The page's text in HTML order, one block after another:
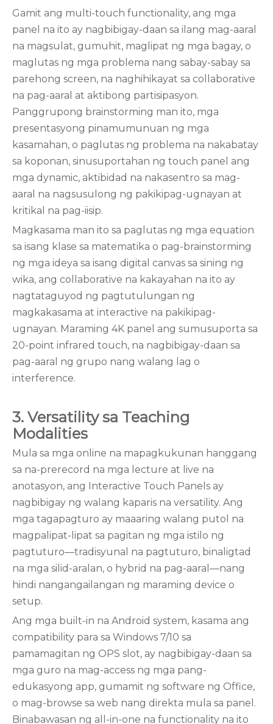
Gamit ang multi-touch functionality, ang mga
panel na ito ay nagbibigay-daan sa ilang mag-aaral
na magsulat, gumuhit, maglipat ng mga bagay, o
maglutas ng mga problema nang sabay-sabay sa
parehong screen, na naghihikayat sa collaborative
na pag-aaral at aktibong partisipasyon.
Panggrupong brainstorming man ito, mga
presentasyong pinamumunuan ng mga
kasamahan, o paglutas ng problema na nakabatay
sa koponan, sinusuportahan ng touch panel ang
mga dynamic, aktibidad na nakasentro sa mag-
aaral na nagsusulong ng pakikipag-ugnayan at
kritikal na pag-iisip.
Magkasama man ito sa paglutas ng mga equation
sa isang klase sa matematika o pag-brainstorming
ng mga ideya sa isang digital canvas sa sining ng
wika, ang collaborative na kakayahan na ito ay
nagtataguyod ng pagtutulungan ng
magkakasama at interactive na pakikipag-
ugnayan. Maraming 4K panel ang sumusuporta sa
20-point infrared touch, na nagbibigay-daan sa
pag-aaral ng grupo nang walang lag o
interference.
3. Versatility sa Teaching
Modalities
Mula sa mga online na mapagkukunan hanggang
sa na-prerecord na mga lecture at live na
anotasyon, ang Interactive Touch Panels ay
nagbibigay ng walang kaparis na versatility. Ang
mga tagapagturo ay maaaring walang putol na
magpalipat-lipat sa pagitan ng mga istilo ng
pagtuturo—tradisyunal na pagtuturo, binaligtad
na mga silid-aralan, o hybrid na pag-aaral—nang
hindi nangangailangan ng maraming device o
setup.
Ang mga built-in na Android system, kasama ang
compatibility para sa Windows 7/10 sa
pamamagitan ng OPS slot, ay nagbibigay-daan sa
mga guro na mag-access ng mga pang-
edukasyong app, gumamit ng software ng Office,
o mag-browse sa web nang direkta mula sa panel.
Binabawasan ng all-in-one na functionality na ito